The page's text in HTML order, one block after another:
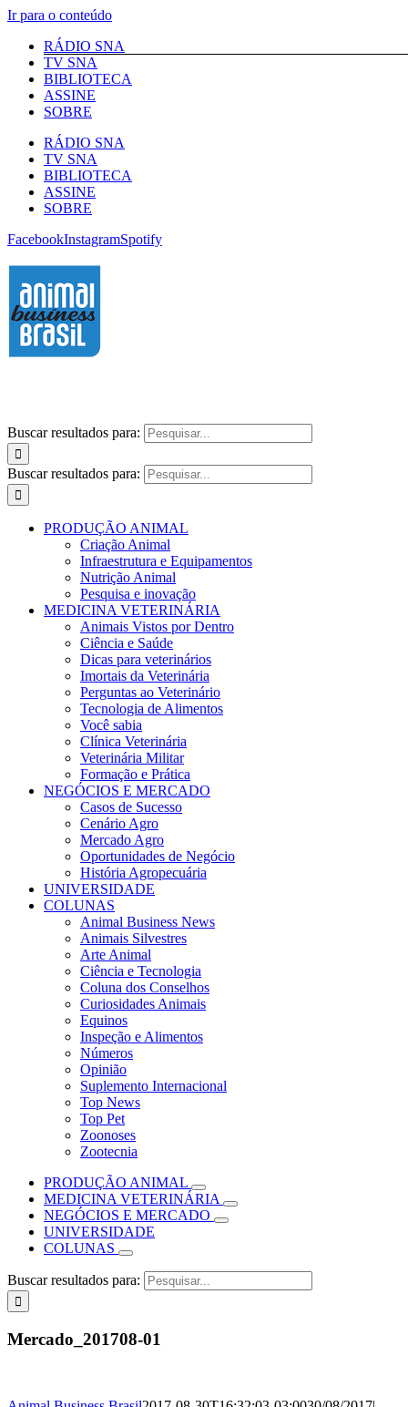
Ir para o conteúdo
RÁDIO SNA
TV SNA
BIBLIOTECA
ASSINE
SOBRE
RÁDIO SNA
TV SNA
BIBLIOTECA
ASSINE
SOBRE
FacebookInstagramSpotify
Buscar resultados para:
Buscar resultados para:
PRODUÇÃO ANIMAL
Criação Animal
Infraestrutura e Equipamentos
Nutrição Animal
Pesquisa e inovação
MEDICINA VETERINÁRIA
Animais Vistos por Dentro
Ciência e Saúde
Dicas para veterinários
Imortais da Veterinária
Perguntas ao Veterinário
Tecnologia de Alimentos
Você sabia
Clínica Veterinária
Veterinária Militar
Formação e Prática
NEGÓCIOS E MERCADO
Casos de Sucesso
Cenário Agro
Mercado Agro
Oportunidades de Negócio
História Agropecuária
UNIVERSIDADE
COLUNAS
Animal Business News
Animais Silvestres
Arte Animal
Ciência e Tecnologia
Coluna dos Conselhos
Curiosidades Animais
Equinos
Inspeção e Alimentos
Números
Opinião
Suplemento Internacional
Top News
Top Pet
Zoonoses
Zootecnia
PRODUÇÃO ANIMAL
MEDICINA VETERINÁRIA
NEGÓCIOS E MERCADO
UNIVERSIDADE
COLUNAS
Buscar resultados para:
Mercado_201708-01